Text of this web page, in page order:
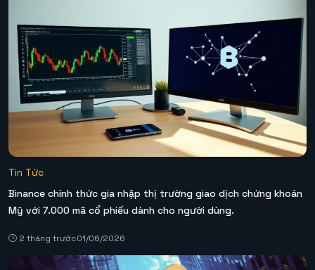
Tin Tức
Binance chính thức gia nhập thị trường giao dịch chứng khoán
Mỹ với 7.000 mã cổ phiếu dành cho người dùng.
2 tháng trước01/06/2026